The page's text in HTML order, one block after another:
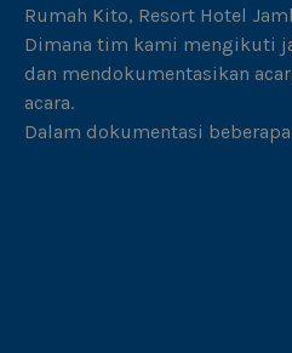
Rumah Kito, Resort Hotel
Dimana tim kami mengikuti
dan mendokumentasikan
acara.
Dalam dokumentasi